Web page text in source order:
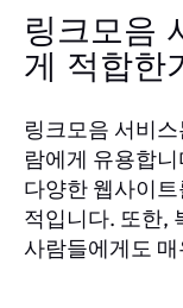
링크모음
게 적합한
링크모음 서비
람에게 유용합
다양한 웹사이
적입니다. 또한,
사람들에게도